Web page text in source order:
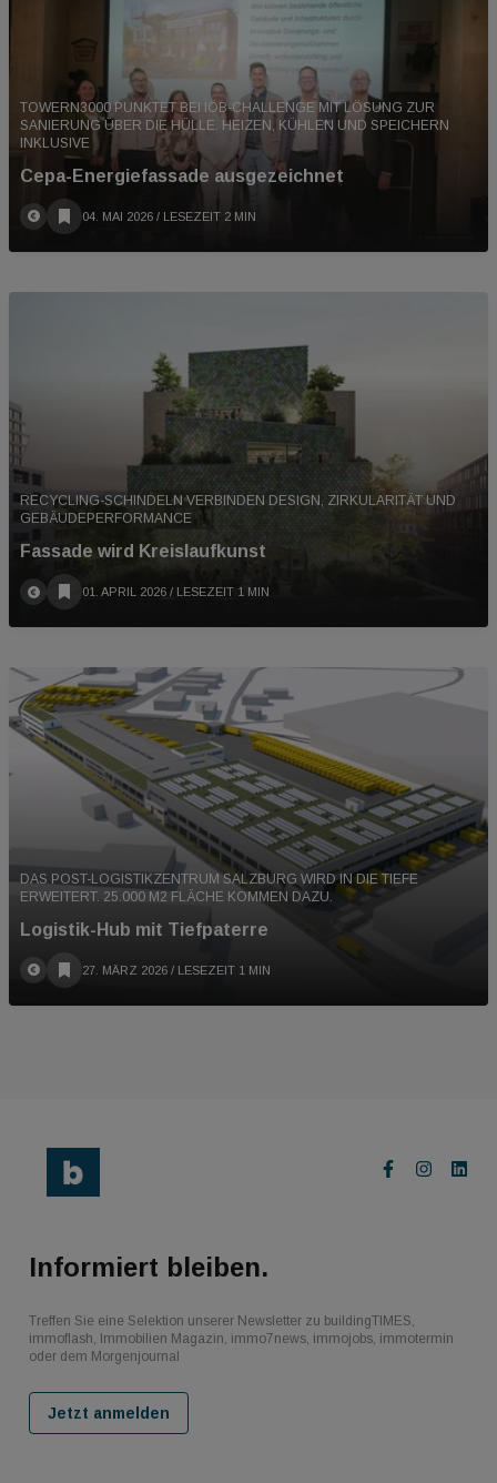
TOWERN3000 PUNKTET BEI IÖB-CHALLENGE MIT LÖSUNG ZUR
SANIERUNG ÜBER DIE HÜLLE. HEIZEN, KÜHLEN UND SPEICHERN
INKLUSIVE
Cepa-Energiefassade ausgezeichnet
04. MAI 2026 / LESEZEIT 2 MIN
RECYCLING-SCHINDELN VERBINDEN DESIGN, ZIRKULARITÄT UND
GEBÄUDEPERFORMANCE
Fassade wird Kreislaufkunst
01. APRIL 2026 / LESEZEIT 1 MIN
DAS POST-LOGISTIKZENTRUM SALZBURG WIRD IN DIE TIEFE
ERWEITERT. 25.000 M2 FLÄCHE KOMMEN DAZU.
Logistik-Hub mit Tiefpaterre
27. MÄRZ 2026 / LESEZEIT 1 MIN
Informiert bleiben.
Treffen Sie eine Selektion unserer Newsletter zu buildingTIMES,
immoflash, Immobilien Magazin, immo7news, immojobs, immotermin
oder dem Morgenjournal
Jetzt anmelden